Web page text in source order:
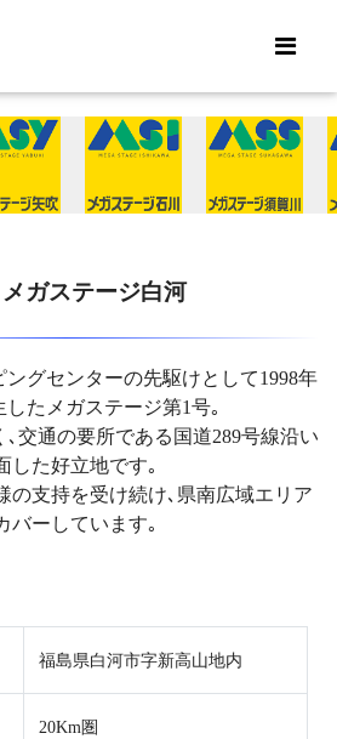
メガステージ白河
グセンターの先駆けとして1998年
したメガステージ第1号｡
､交通の要所である国道289号線沿い
した好立地です｡
の支持を受け続け､県南広域エリア
バーしています｡
福島県白河市字新高山地内
20Km圏